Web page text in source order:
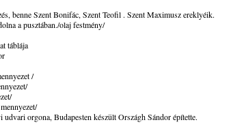
benne Szent Bonifác, Szent Teofil . Szent Maximusz ereklyéik.
a pusztában./olaj festmény/
táblája
/
orgona, Budapesten készült Országh Sándor építette.